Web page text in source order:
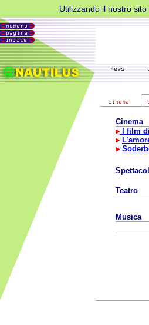
Utilizzando il nostro
Cinema
I film
Teatro
Musica
Copyright